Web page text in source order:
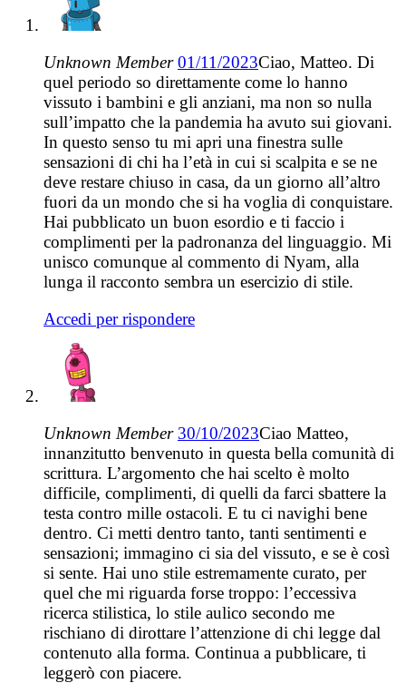
Unknown Member 01/11/2023Ciao, Matteo. Di
quel periodo so direttamente come lo hanno
vissuto i bambini e gli anziani, ma non so nulla
sull’impatto che la pandemia ha avuto sui giovani.
In questo senso tu mi apri una finestra sulle
sensazioni di chi ha l’età in cui si scalpita e se ne
deve restare chiuso in casa, da un giorno all’altro
fuori da un mondo che si ha voglia di conquistare.
Hai pubblicato un buon esordio e ti faccio i
complimenti per la padronanza del linguaggio. Mi
unisco comunque al commento di Nyam, alla
lunga il racconto sembra un esercizio di stile.
Accedi per rispondere
Unknown Member 30/10/2023Ciao Matteo,
innanzitutto benvenuto in questa bella comunità di
scrittura. L’argomento che hai scelto è molto
difficile, complimenti, di quelli da farci sbattere la
testa contro mille ostacoli. E tu ci navighi bene
dentro. Ci metti dentro tanto, tanti sentimenti e
sensazioni; immagino ci sia del vissuto, e se è così
si sente. Hai uno stile estremamente curato, per
quel che mi riguarda forse troppo: l’eccessiva
ricerca stilistica, lo stile aulico secondo me
rischiano di dirottare l’attenzione di chi legge dal
contenuto alla forma. Continua a pubblicare, ti
leggerò con piacere.